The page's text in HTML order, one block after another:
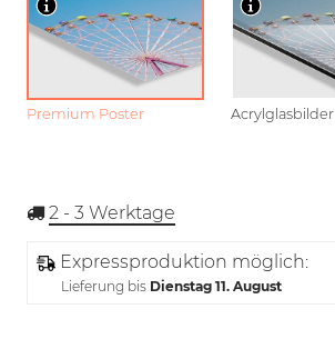
Premium Poster Acrylglasbilder
2 - 3 Werktage
Expressproduktion möglich:
Lieferung bis Dienstag 11. August